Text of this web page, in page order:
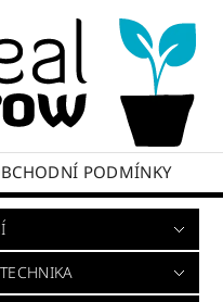
PODMÍNKY